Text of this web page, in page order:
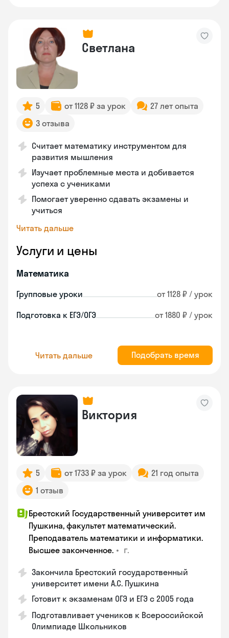
Светлана
5 от 1128 ₽ за урок
27 лет опыта
3 отзыва
Считает математику инструментом для
развития мышления
Изучает проблемные места и добивается
успеха с учениками
Помогает уверенно сдавать экзамены и
учиться
Читать дальше
Услуги и цены
Математика
Групповые уроки от 1128 ₽ / урок
Подготовка к ЕГЭ/ОГЭ от 1880 ₽ / урок
Читать дальше Подобрать время
Виктория
5 от 1733 ₽ за урок
21 год опыта
1 отзыв
Брестский Государственный университет им
Пушкина, факультет математический.
Преподаватель математики и информатики.
Высшее законченное. • г.
Закончила Брестский государственный
университет имени А.С. Пушкина
Готовит к экзаменам ОГЭ и ЕГЭ с 2005 года
Подготавливает учеников к Всероссийской
Олимпиаде Школьников